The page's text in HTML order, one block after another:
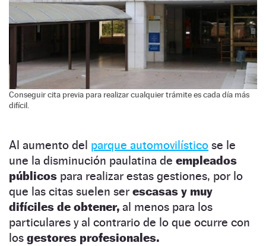
Conseguir cita previa para realizar cualquier trámite es cada día más
difícil.
Al aumento del parque automovilístico se le
une la disminución paulatina de empleados
públicos para realizar estas gestiones, por lo
que las citas suelen ser escasas y muy
difíciles de obtener, al menos para los
particulares y al contrario de lo que ocurre con
los gestores profesionales.